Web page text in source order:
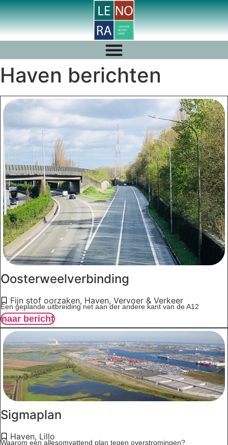
Haven berichten
Oosterweelverbinding
Fijn stof oorzaken, Haven, Vervoer & Verkeer
Een geplande uitbreiding net aan der andere kant van de A12
naar bericht
Sigmaplan
Haven, Lillo
Waarom een allesomvattend plan tegen overstromingen?